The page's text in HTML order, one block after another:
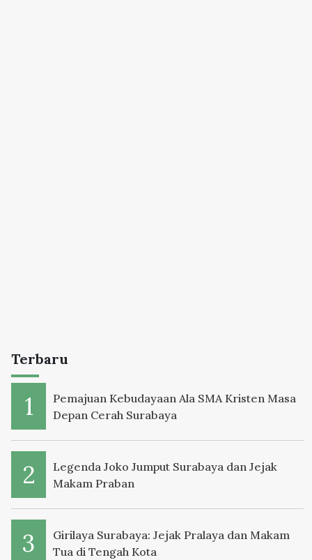
Terbaru
Pemajuan Kebudayaan Ala SMA Kristen Masa
Depan Cerah Surabaya
Legenda Joko Jumput Surabaya dan Jejak
Makam Praban
Girilaya Surabaya: Jejak Pralaya dan Makam
Tua di Tengah Kota